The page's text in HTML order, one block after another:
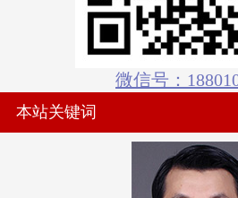
微信号：
本站关键词